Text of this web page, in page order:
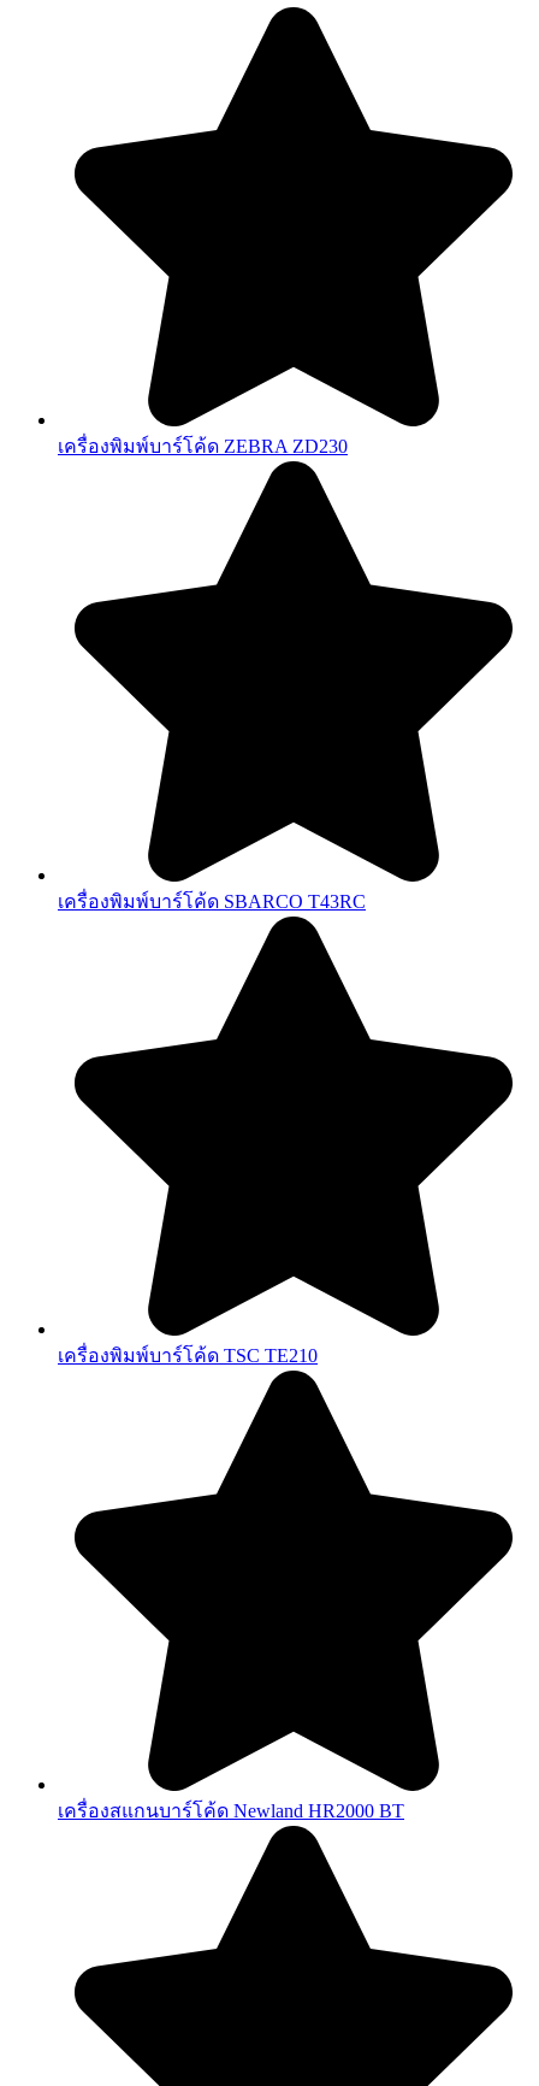
เครื่องพิมพ์บาร์โค้ด ZEBRA ZD230
เครื่องพิมพ์บาร์โค้ด SBARCO T43RC
เครื่องพิมพ์บาร์โค้ด TSC TE210
เครื่องสแกนบาร์โค้ด Newland HR2000 BT